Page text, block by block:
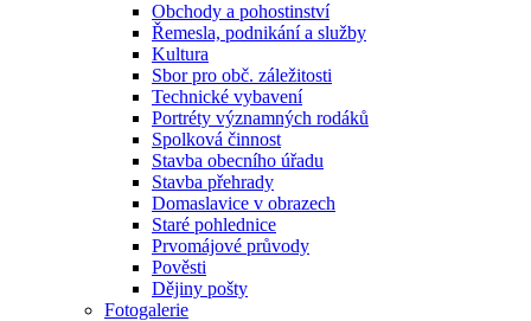
Obchody a pohostinství
Řemesla, podnikání a služby
Kultura
Sbor pro obč. záležitosti
Technické vybavení
Portréty významných rodáků
Spolková činnost
Stavba obecního úřadu
Stavba přehrady
Domaslavice v obrazech
Staré pohlednice
Prvomájové průvody
Pověsti
Dějiny pošty
Fotogalerie